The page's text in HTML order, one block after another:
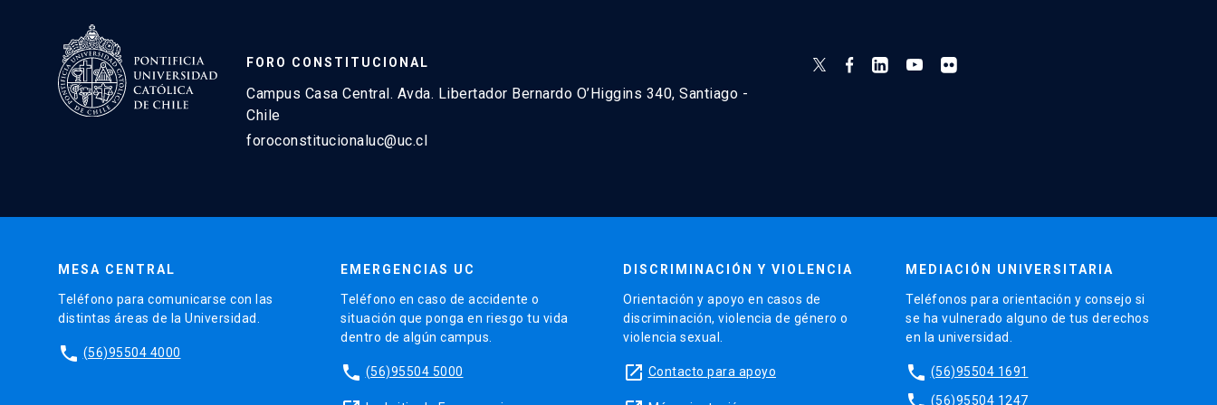
FORO CONSTITUCIONAL
Campus Casa Central. Avda. Libertador Bernardo O’Higgins 340, Santiago -
Chile
foroconstitucionaluc@uc.cl
MESA CENTRAL
Teléfono para comunicarse con las
distintas áreas de la Universidad.
phone (56)95504 4000
EMERGENCIAS UC
Teléfono en caso de accidente o
situación que ponga en riesgo tu vida
dentro de algún campus.
phone (56)95504 5000
DISCRIMINACIÓN Y VIOLENCIA
Orientación y apoyo en casos de
discriminación, violencia de género o
violencia sexual.
launch Contacto para apoyo
MEDIACIÓN UNIVERSITARIA
Teléfonos para orientación y consejo si
se ha vulnerado alguno de tus derechos
en la universidad.
phone (56)95504 1691
(56)95504 1247